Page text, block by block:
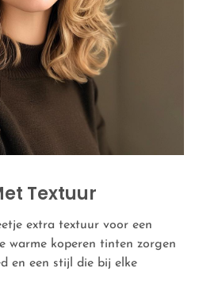
Textuur
extra textuur voor een
warme koperen tinten zorgen
en een stijl die bij elke